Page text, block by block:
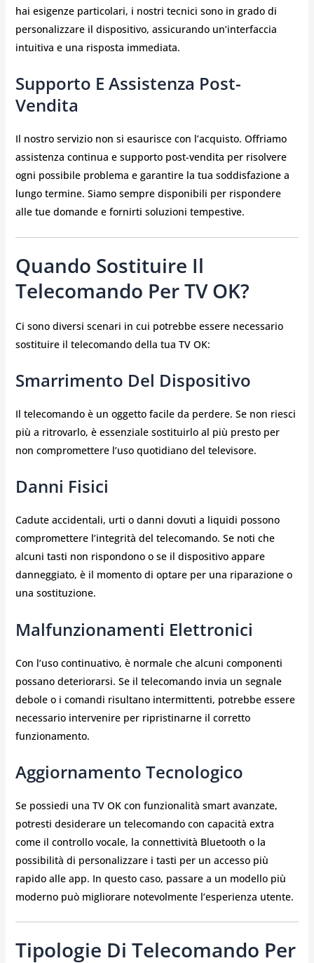
hai esigenze particolari, i nostri tecnici sono in grado di
personalizzare il dispositivo, assicurando un’interfaccia
intuitiva e una risposta immediata.
Supporto E Assistenza Post-
Vendita
Il nostro servizio non si esaurisce con l’acquisto. Offriamo
assistenza continua e supporto post-vendita per risolvere
ogni possibile problema e garantire la tua soddisfazione a
lungo termine. Siamo sempre disponibili per rispondere
alle tue domande e fornirti soluzioni tempestive.
Quando Sostituire Il
Telecomando Per TV OK?
Ci sono diversi scenari in cui potrebbe essere necessario
sostituire il telecomando della tua TV OK:
Smarrimento Del Dispositivo
Il telecomando è un oggetto facile da perdere. Se non riesci
più a ritrovarlo, è essenziale sostituirlo al più presto per
non compromettere l’uso quotidiano del televisore.
Danni Fisici
Cadute accidentali, urti o danni dovuti a liquidi possono
compromettere l’integrità del telecomando. Se noti che
alcuni tasti non rispondono o se il dispositivo appare
danneggiato, è il momento di optare per una riparazione o
una sostituzione.
Malfunzionamenti Elettronici
Con l’uso continuativo, è normale che alcuni componenti
possano deteriorarsi. Se il telecomando invia un segnale
debole o i comandi risultano intermittenti, potrebbe essere
necessario intervenire per ripristinarne il corretto
funzionamento.
Aggiornamento Tecnologico
Se possiedi una TV OK con funzionalità smart avanzate,
potresti desiderare un telecomando con capacità extra
come il controllo vocale, la connettività Bluetooth o la
possibilità di personalizzare i tasti per un accesso più
rapido alle app. In questo caso, passare a un modello più
moderno può migliorare notevolmente l’esperienza utente.
Tipologie Di Telecomando Per